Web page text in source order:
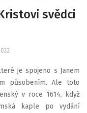
svědci
je spojeno s Janem
působením. Ale toto
v roce 1614, když
kaple po vydání